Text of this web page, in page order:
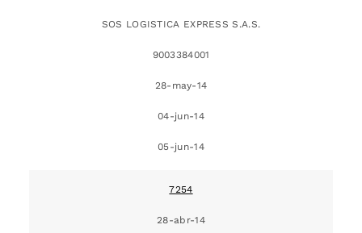
SOS LOGISTICA EXPRESS S.A.S.
9003384001
28-may-14
04-jun-14
05-jun-14
7254
28-abr-14